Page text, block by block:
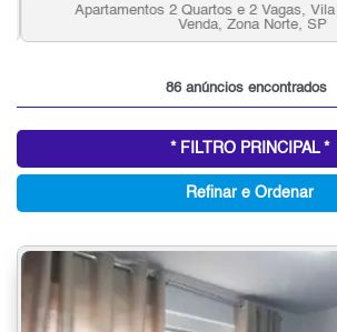
Apartamentos 2 Quartos e 2 Vagas, Vila
Venda, Zona Norte, SP
86 anúncios encontrados
* FILTRO PRINCIPAL *
Refinar e Ordenar